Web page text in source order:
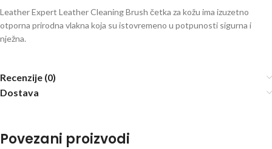
Leather Expert Leather Cleaning Brush četka za kožu ima izuzetno
otporna prirodna vlakna koja su istovremeno u potpunosti sigurna i
nježna.
Recenzije (0)
Dostava
Povezani proizvodi